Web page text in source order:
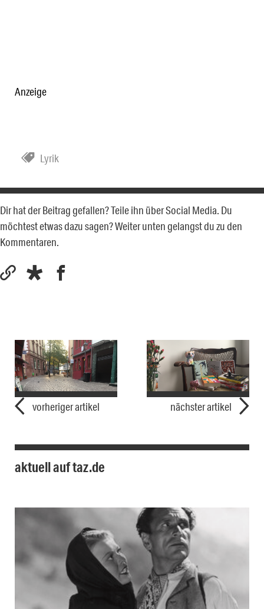
Anzeige
Lyrik
Dir hat der Beitrag gefallen? Teile ihn über Social Media. Du
möchtest etwas dazu sagen? Weiter unten gelangst du zu den
Kommentaren.
vorheriger artikel nächster artikel
aktuell auf taz.de